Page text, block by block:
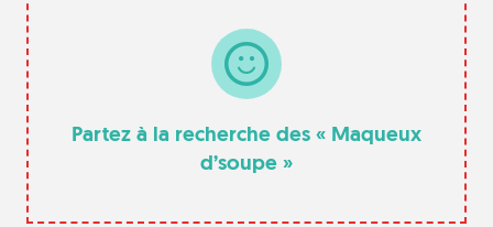
Partez à la recherche des « Maqueux
d’soupe »